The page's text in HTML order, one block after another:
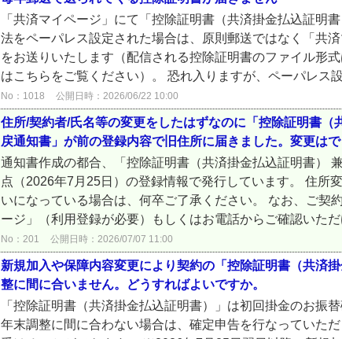
「共済マイページ」にて「控除証明書（共済掛金払込証明
法をペーパレス設定された場合は、原則郵送ではなく「共
をお送りいたします（配信される控除証明書のファイル形
はこちらをご覧ください）。 恐れ入りますが、ペーパレス
No：1018 公開日時：2026/06/22 10:00
住所/契約者/氏名等の変更をしたはずなのに「控除証明書（
戻通知書」が前の登録内容で旧住所に届きました。変更はで
通知書作成の都合、「控除証明書（共済掛金払込証明書）
点（2026年7月25日）の登録情報で発行しています。 住所
いになっている場合は、何卒ご了承ください。 なお、ご契
ージ」（利用登録が必要）もしくはお電話からご確認いた
No：201 公開日時：2026/07/07 11:00
新規加入や保障内容変更により契約の「控除証明書（共済
整に間に合いません。どうすればよいですか。
「控除証明書（共済掛金払込証明書）」は初回掛金のお振
年末調整に間に合わない場合は、確定申告を行なっていた